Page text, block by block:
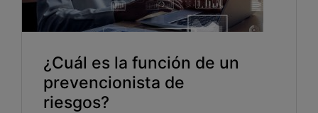
Entrar
Hablemos
¿Cuál es la función de un
prevencionista de
riesgos?